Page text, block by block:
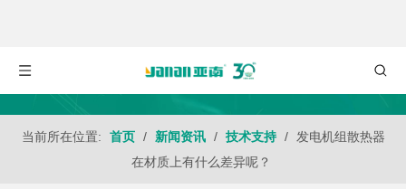
当前所在位置: 首页 / 新闻资讯 / 技术支持 /
发电机组散热器
在材质上有什么差异呢？